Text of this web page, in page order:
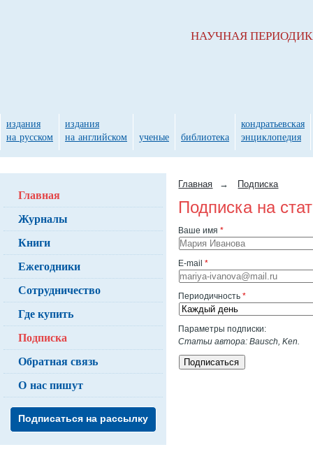
Главная → Подписка
Подписка на
Ваше имя*
E-mail*
Периодичность*
Параметры подписки:
Статьи автора: Bausch, Ken.
Подписаться
Главная
Журналы
Книги
Ежегодники
Сотрудничество
Где купить
Подписка
Обратная связь
О нас пишут
Подписаться на рассылку
НАУЧНАЯ
издания
на русском
издания
на английском
ученые библиотека
кондратьевская
энциклопедия